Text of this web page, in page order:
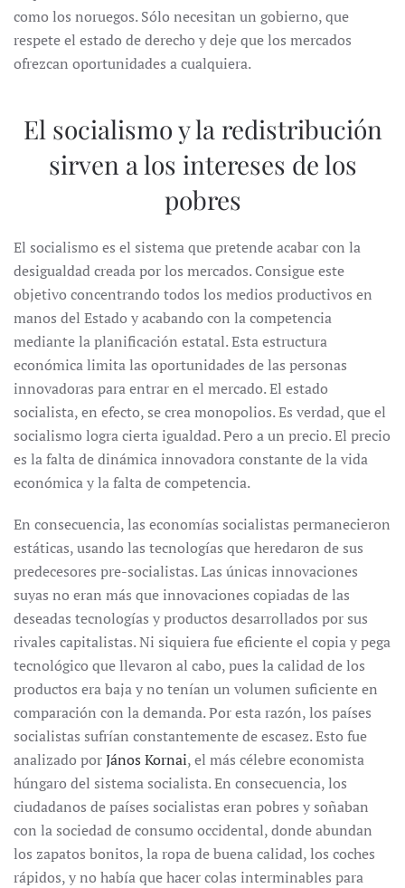
como los noruegos. Sólo necesitan un gobierno, que
respete el estado de derecho y deje que los mercados
ofrezcan oportunidades a cualquiera.
El socialismo y la redistribución
sirven a los intereses de los
pobres
El socialismo es el sistema que pretende acabar con la
desigualdad creada por los mercados. Consigue este
objetivo concentrando todos los medios productivos en
manos del Estado y acabando con la competencia
mediante la planificación estatal. Esta estructura
económica limita las oportunidades de las personas
innovadoras para entrar en el mercado. El estado
socialista, en efecto, se crea monopolios. Es verdad, que el
socialismo logra cierta igualdad. Pero a un precio. El precio
es la falta de dinámica innovadora constante de la vida
económica y la falta de competencia.
En consecuencia, las economías socialistas permanecieron
estáticas, usando las tecnologías que heredaron de sus
predecesores pre-socialistas. Las únicas innovaciones
suyas no eran más que innovaciones copiadas de las
deseadas tecnologías y productos desarrollados por sus
rivales capitalistas. Ni siquiera fue eficiente el copia y pega
tecnológico que llevaron al cabo, pues la calidad de los
productos era baja y no tenían un volumen suficiente en
comparación con la demanda. Por esta razón, los países
socialistas sufrían constantemente de escasez. Esto fue
analizado porJános Kornai, el más célebre economista
húngaro del sistema socialista. En consecuencia, los
ciudadanos de países socialistas eran pobres y soñaban
con la sociedad de consumo occidental, donde abundan
los zapatos bonitos, la ropa de buena calidad, los coches
rápidos, y no había que hacer colas interminables para